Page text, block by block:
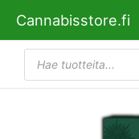
sisältöön
Cannabisstore.fi
Products
search